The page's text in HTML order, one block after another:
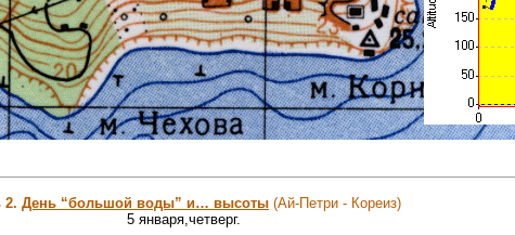
2. День “большой воды” и… высоты (Ай-Петри - Кореиз)
5 января,четверг.